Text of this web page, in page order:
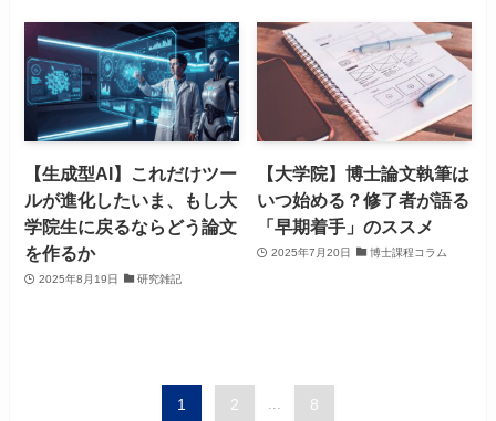
【生成型AI】これだけツー
ルが進化したいま、もし大
学院生に戻るならどう論文
を作るか
2025年8月19日 研究雑記
【大学院】博士論文執筆は
いつ始める？修了者が語る
「早期着手」のススメ
2025年7月20日 博士課程コラム
1 2 ... 8